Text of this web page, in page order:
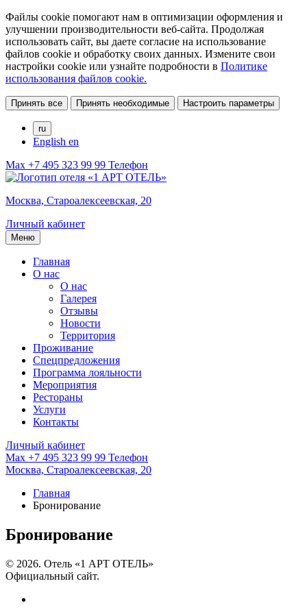
Файлы cookie помогают нам в оптимизации оформления и
улучшении производительности веб-сайта. Продолжая
использовать сайт, вы даете согласие на использование
файлов cookie и обработку своих данных. Измените свои
настройки cookie или узнайте подробности в Политике
использования файлов cookie.
Принять все Принять необходимые Настроить параметры
ru
English en
Max +7 495 323 99 99 Телефон
Москва, Староалексеевская, 20
Личный кабинет
Меню
Главная
О нас
О нас
Галерея
Отзывы
Новости
Территория
Проживание
Спецпредложения
Программа лояльности
Мероприятия
Рестораны
Услуги
Контакты
Личный кабинет
Max +7 495 323 99 99 Телефон
Москва, Староалексеевская, 20
Главная
Бронирование
Бронирование
© 2026. Отель «1 АРТ ОТЕЛЬ»
Официальный сайт.